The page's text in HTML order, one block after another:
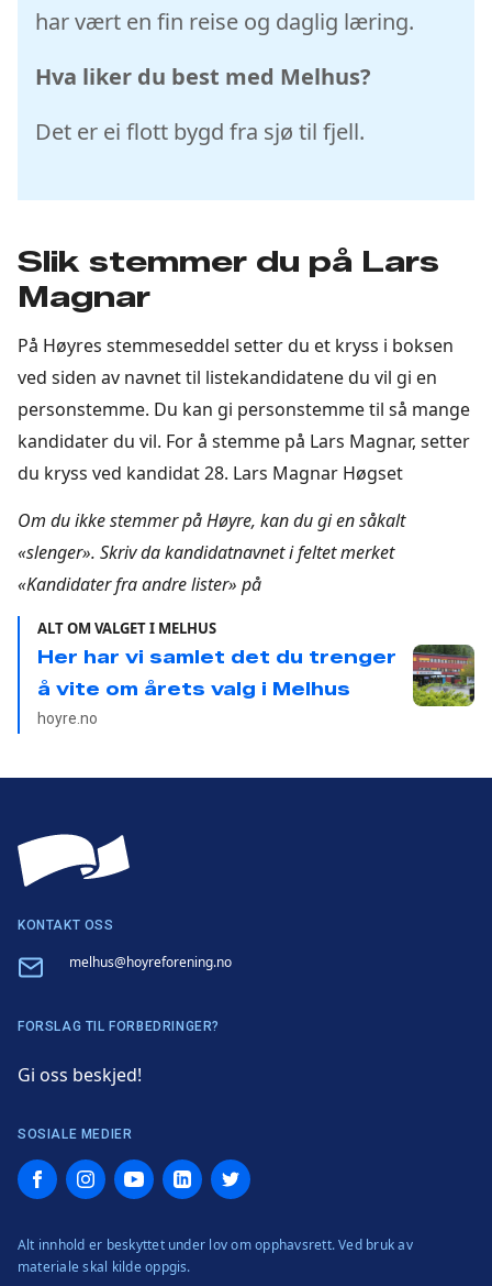
har vært en fin reise og daglig læring.
Hva liker du best med Melhus?
Det er ei flott bygd fra sjø til fjell.
Slik stemmer du på Lars
Magnar
På Høyres stemmeseddel setter du et kryss i boksen
ved siden av navnet til listekandidatene du vil gi en
personstemme. Du kan gi personstemme til så mange
kandidater du vil. For å stemme på Lars Magnar, setter
du kryss ved kandidat 28. Lars Magnar Høgset
Om du ikke stemmer på Høyre, kan du gi en såkalt
«slenger». Skriv da kandidatnavnet i feltet merket
«Kandidater fra andre lister» på
ALT OM VALGET I MELHUS
Her har vi samlet det du trenger
å vite om årets valg i Melhus
hoyre.no
KONTAKT OSS
Email melhus@hoyreforening.no
FORSLAG TIL FORBEDRINGER?
Gi oss beskjed!
SOSIALE MEDIER
FacebookInstagramYouTubeLinkedInTwitter
Alt innhold er beskyttet under lov om opphavsrett. Ved bruk av
materiale skal kilde oppgis.